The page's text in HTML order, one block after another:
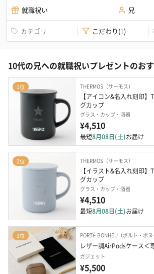
就職祝い 兄
カテゴリ こだわり(1)
10代の兄への就職祝いプレゼントのお
1位 THERMOS（サーモス）
【アイコン&名入れ刻印
グカップ
グラス・カップ・酒器
¥4,510
最短8月08日(土)お届け
2位 THERMOS（サーモス）
【イラスト&名入れ刻印
グカップ
グラス・カップ・酒器
¥4,510
最短8月08日(土)お届け
3位 PORTÈ BONHEU（ポルト・ボヌ
レザー調AirPodsケース＜
ガジェット
¥5,500